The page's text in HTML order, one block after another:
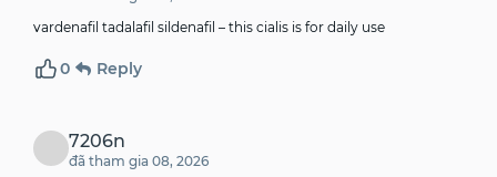
vardenafil tadalafil sildenafil – this cialis is for daily use
0 Reply
7206n
đã tham gia 08, 2026